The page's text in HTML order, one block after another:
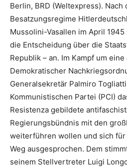
Berlin, BRD (Weltexpress). Nach
Besatzungsregime
Mussolini-Vasallen im April
die Entscheidung über die
Republik – an. Im Kampf um
Demokratischer
Generalsekretär Palmiro
Kommunistischen Partei (PCI)
Resistenza gebildete
Regierungsbündnis mit den
weiterführen wollen und sich
Weg ausgesprochen. Dem
seinem Stellvertreter Luigi